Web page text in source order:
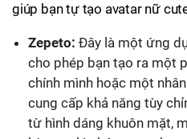
giúp bạn tự tạo avatar nữ
Zepeto: Đây là một ứng
cho phép bạn tạo ra một
chính mình hoặc một
cung cấp khả năng tùy
từ hình dáng khuôn mặt,